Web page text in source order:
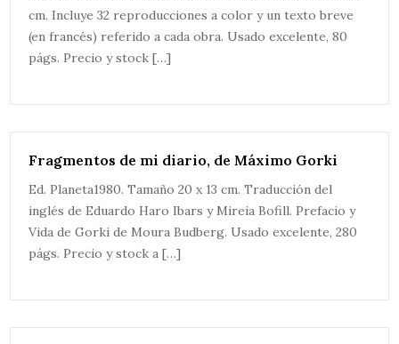
cm. Incluye 32 reproducciones a color y un texto breve
(en francés) referido a cada obra. Usado excelente, 80
págs. Precio y stock […]
Fragmentos de mi diario, de Máximo Gorki
Ed. Planeta1980. Tamaño 20 x 13 cm. Traducción del
inglés de Eduardo Haro Ibars y Mireia Bofill. Prefacio y
Vida de Gorki de Moura Budberg. Usado excelente, 280
págs. Precio y stock a […]